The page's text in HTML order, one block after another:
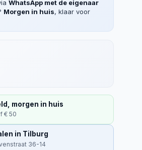
WhatsApp met de eigenaar
Morgen in huis, klaar voor
morgen in huis
€ 50
in Tilburg
36-14